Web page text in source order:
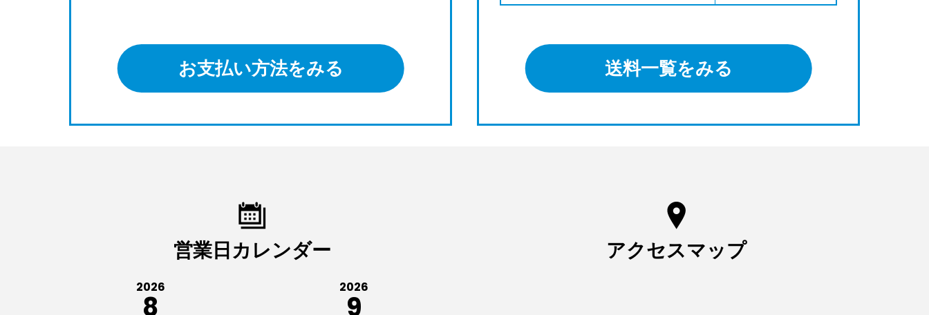
お支払い方法をみる 送料一覧をみる
営業日カレンダー
2026 2026
アクセスマップ